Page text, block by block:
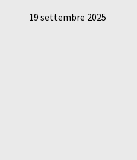
19 settembre 2025